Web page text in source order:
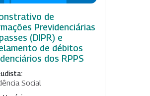
de
Previdenciárias
(DIPR) e
de débitos
dos RPPS
Social